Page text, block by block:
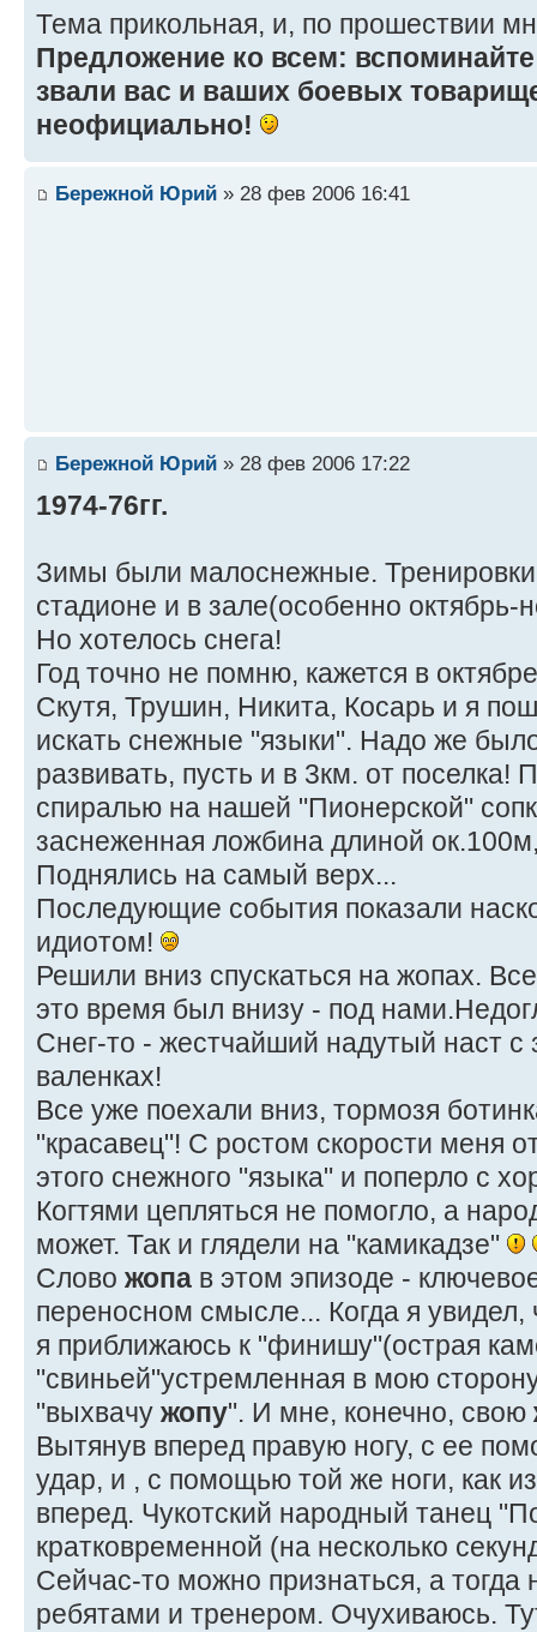
Тема прикольная, и, по прошествии
Предложение ко всем:
звали вас и ваших боевых
неофициально!
Бережной Юрий » 28 фев 2006 16:41
Бережной Юрий » 28 фев 2006 17:22
1974-76гг.
Зимы были малоснежные.
стадионе и в зале(особенно октябрь-
Но хотелось снега!
Год точно не помню, кажется в
Скутя, Трушин, Никита, Косарь и я
искать снежные "языки". Надо же
развивать, пусть и в 3км. от
спиралью на нашей "Пионерской"
заснеженная ложбина длиной
Поднялись на самый верх...
Последующие события показали
идиотом!
Решили вниз спускаться на жопах.
это время был внизу - под
Снег-то - жестчайший надутый наст с
валенках!
Все уже поехали вниз, тормозя
"красавец"! С ростом скорости меня
этого снежного "языка" и поперло с
Когтями цепляться не помогло, а
может. Так и глядели на "камикадзе"
Слово жопа в этом эпизоде -
переносном смысле... Когда я
я приближаюсь к "финишу"(острая
"свиньей"устремленная в мою
"выхвачу жопу". И мне, конечно, свою
Вытянув вперед правую ногу, с ее
удар, и , с помощью той же ноги, как
вперед. Чукотский народный танец
кратковременной (на несколько
Сейчас-то можно признаться, а
ребятами и тренером. Очухиваюсь.